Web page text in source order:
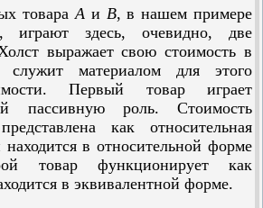
товара А и В, в нашем примере
играют здесь, очевидно, две
выражает свою стоимость в
служит материалом для этого
Первый товар играет
пассивную роль. Стоимость
как относительная
в относительной форме
товар функционирует как
в эквивалентной форме.